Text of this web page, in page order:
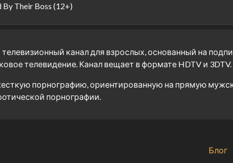
By Their Boss (12+)
телевизионный канал для взрослых, основанный на
телевидение. Канал вещает в формате HDTV и
порнографию, ориентированную на прямую
порнографии.
Блог